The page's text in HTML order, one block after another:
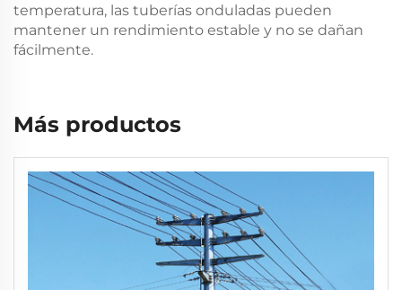
temperatura, las tuberías onduladas pueden
mantener un rendimiento estable y no se dañan
fácilmente.
Más productos